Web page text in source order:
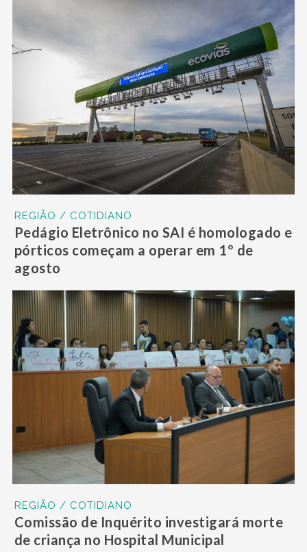
REGIÃO / COTIDIANO
Pedágio Eletrônico no SAI é homologado e
pórticos começam a operar em 1º de
agosto
REGIÃO / COTIDIANO
Comissão de Inquérito investigará morte
de criança no Hospital Municipal